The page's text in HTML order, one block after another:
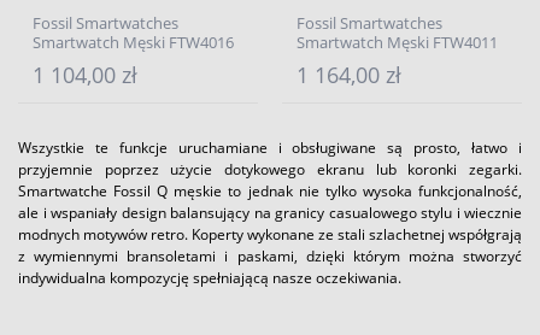
Fossil Smartwatches
Smartwatch Męski FTW4016
1 104,00 zł
Fossil Smartwatches
Smartwatch Męski FTW4011
1 164,00 zł
Wszystkie te funkcje uruchamiane i obsługiwane są prosto, łatwo i
przyjemnie poprzez użycie dotykowego ekranu lub koronki zegarki.
Smartwatche Fossil Q męskie to jednak nie tylko wysoka funkcjonalność,
ale i wspaniały design balansujący na granicy casualowego stylu i wiecznie
modnych motywów retro. Koperty wykonane ze stali szlachetnej współgrają
z wymiennymi bransoletami i paskami, dzięki którym można stworzyć
indywidualna kompozycję spełniającą nasze oczekiwania.